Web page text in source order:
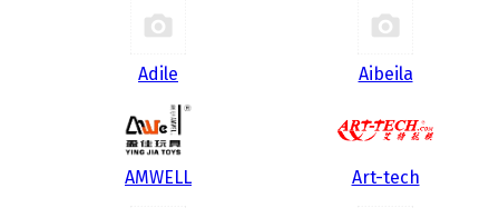
Adile Aibeila
AMWELL Art-tech